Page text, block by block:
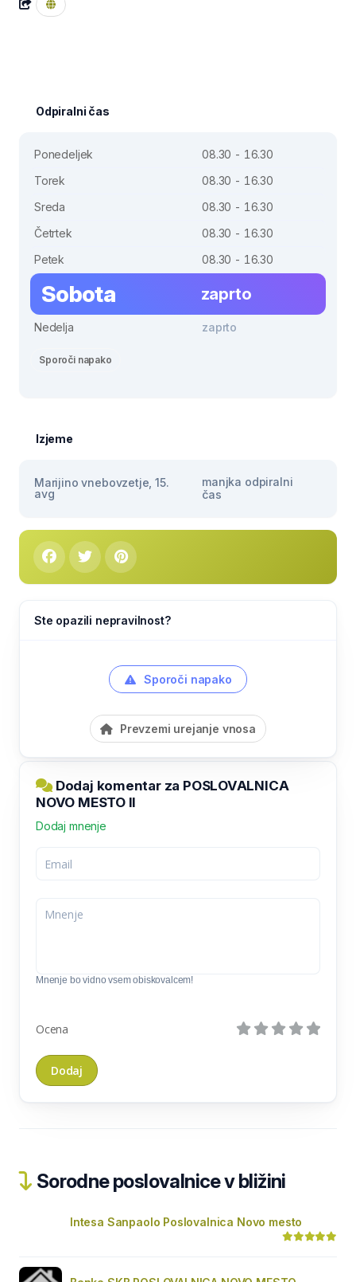
Odpiralni čas
Ponedeljek
08.30 - 16.30
Torek
08.30 - 16.30
Sreda
08.30 - 16.30
Četrtek
08.30 - 16.30
Petek
08.30 - 16.30
Sobota zaprto
Nedelja zaprto
Sporoči napako
Izjeme
Marijino vnebovzetje, 15.
avg
manjka odpiralni
čas
Ste opazili nepravilnost?
Sporoči napako
Prevzemi urejanje vnosa
Dodaj komentar za POSLOVALNICA
NOVO MESTO II
Dodaj mnenje
Mnenje bo vidno vsem obiskovalcem!
Ocena
Sorodne poslovalnice v bližini
Intesa Sanpaolo Poslovalnica Novo mesto